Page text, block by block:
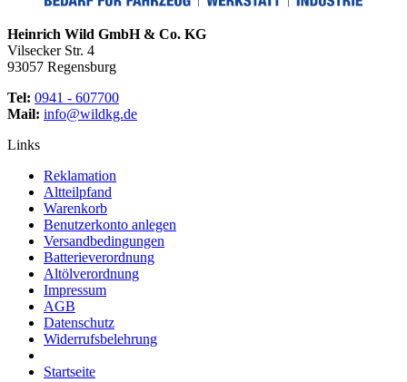
Heinrich Wild GmbH & Co. KG
Vilsecker Str. 4
93057 Regensburg
Tel: 0941 - 607700
Mail: info@wildkg.de
Links
Reklamation
Altteilpfand
Warenkorb
Benutzerkonto anlegen
Versandbedingungen
Batterieverordnung
Altölverordnung
Impressum
AGB
Datenschutz
Widerrufsbelehrung
Startseite